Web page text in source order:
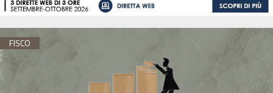
FISCO